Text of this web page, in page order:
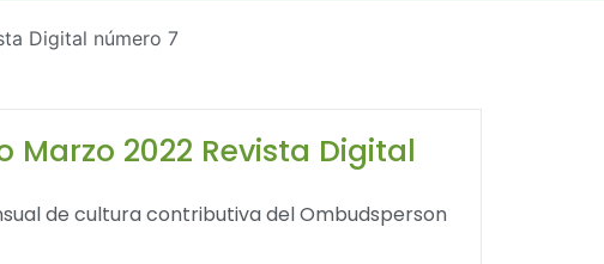
Digital número 7
Marzo 2022 Revista Digital
de cultura contributiva del Ombudsperson